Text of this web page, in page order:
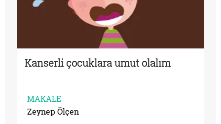
Kanserli çocuklara umut olalım
MAKALE
Zeynep Ölçen